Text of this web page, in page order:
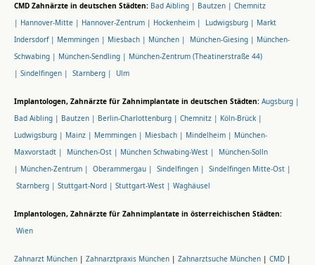
CMD Zahnärzte in deutschen Städten: Bad Aibling | Bautzen | Chemnitz
| Hannover-Mitte | Hannover-Zentrum | Hockenheim | Ludwigsburg | Markt
Indersdorf | Memmingen | Miesbach | München | München-Giesing | München-
Schwabing | München-Sendling | München-Zentrum (Theatinerstraße 44)
| Sindelfingen | Starnberg | Ulm
Implantologen, Zahnärzte für Zahnimplantate in deutschen Städten: Augsburg |
Bad Aibling | Bautzen | Berlin-Charlottenburg | Chemnitz | Köln-Brück |
Ludwigsburg | Mainz | Memmingen | Miesbach | Mindelheim | München-
Maxvorstadt |
München-Ost | München Schwabing-West |
München-Solln
| München-Zentrum | Oberammergau | Sindelfingen | Sindelfingen Mitte-Ost |
Starnberg | Stuttgart-Nord | Stuttgart-West | Waghäusel
Implantologen, Zahnärzte für Zahnimplantate in österreichischen Städten:
Wien
Zahnarzt München | Zahnarztpraxis München | Zahnarztsuche München | CMD |